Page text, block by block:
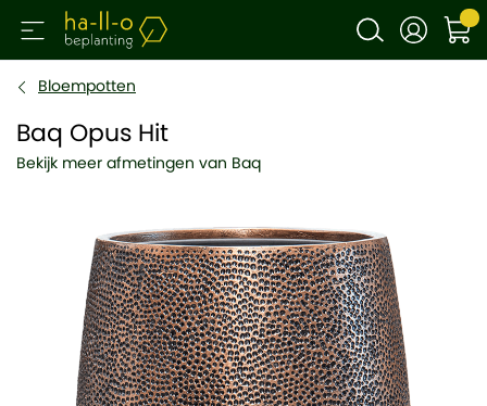
Bloempotten
Baq Opus Hit
Bekijk meer afmetingen van Baq